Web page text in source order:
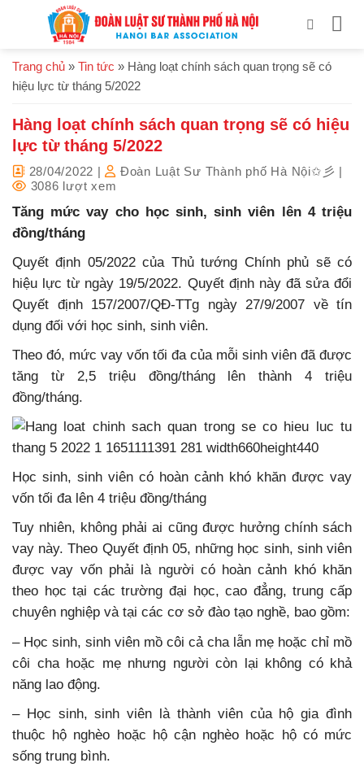
dungTrang chủ » Tin tức » Hàng loạt chính sách quan trọng sẽ có
hiệu lực từ tháng 5/2022
Hàng loạt chính sách quan trọng sẽ có hiệu
lực từ tháng 5/2022
28/04/2022 | Đoàn Luật Sư Thành phố Hà Nội✩彡 |
3086 lượt xem
Tăng mức vay cho học sinh, sinh viên lên 4 triệu
đồng/tháng
Quyết định 05/2022 của Thủ tướng Chính phủ sẽ có
hiệu lực từ ngày 19/5/2022. Quyết định này đã sửa đổi
Quyết định 157/2007/QĐ-TTg ngày 27/9/2007 về tín
dụng đối với học sinh, sinh viên.
Theo đó, mức vay vốn tối đa của mỗi sinh viên đã được
tăng từ 2,5 triệu đồng/tháng lên thành 4 triệu
đồng/tháng.
Học sinh, sinh viên có hoàn cảnh khó khăn được vay
vốn tối đa lên 4 triệu đồng/tháng
Tuy nhiên, không phải ai cũng được hưởng chính sách
vay này. Theo Quyết định 05, những học sinh, sinh viên
được vay vốn phải là người có hoàn cảnh khó khăn
theo học tại các trường đại học, cao đẳng, trung cấp
chuyên nghiệp và tại các cơ sở đào tạo nghề, bao gồm:
– Học sinh, sinh viên mồ côi cả cha lẫn mẹ hoặc chỉ mồ
côi cha hoặc mẹ nhưng người còn lại không có khả
năng lao động.
– Học sinh, sinh viên là thành viên của hộ gia đình
thuộc hộ nghèo hoặc hộ cận nghèo hoặc hộ có mức
sống trung bình.